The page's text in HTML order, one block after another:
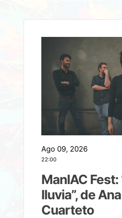
Ago 09, 2026
22:00
ManIAC Fest:
lluvia”, de
Cuarteto